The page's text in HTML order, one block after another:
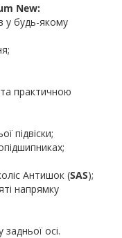
New:
у будь-якому
практичною
підвіски;
Антишок (SAS);
напрямку
осі.